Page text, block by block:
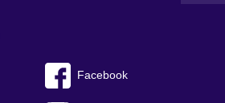
Facebook